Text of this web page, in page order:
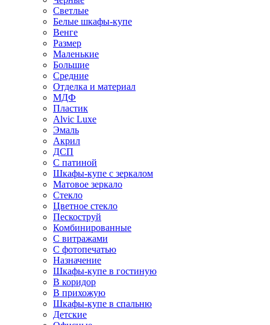
Светлые
Белые шкафы-купе
Венге
Размер
Маленькие
Большие
Средние
Отделка и материал
МДФ
Пластик
Alvic Luxe
Эмаль
Акрил
ДСП
С патиной
Шкафы-купе с зеркалом
Матовое зеркало
Стекло
Цветное стекло
Пескоструй
Комбинированные
С витражами
С фотопечатью
Назначение
Шкафы-купе в гостиную
В коридор
В прихожую
Шкафы-купе в спальню
Детские